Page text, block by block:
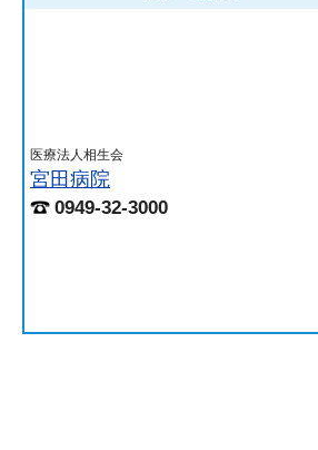
医療法人相生会
宮田病院
0949-32-3000